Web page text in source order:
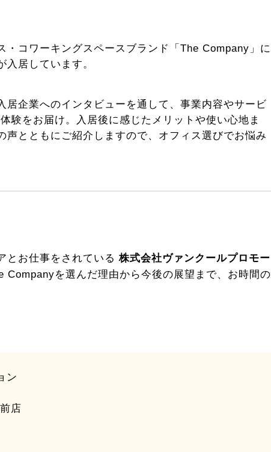
コワーキングスペースブランド「The Company」に
居しています。
企業へのインタビューを通して、事業内容やサービ
験をお届け。入居後に感じたメリットや使い心地ま
とともにご紹介しますので、オフィス選びでお悩み
とお仕事をされている 株式会社ヴァンクールプロモー
Companyを選んだ理由から今後の展望まで、お時間の
ン
店